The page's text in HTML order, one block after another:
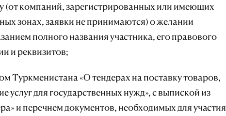
(от компаний, зарегистрированных или имеющих
зонах, заявки не принимаются) о желании
полного названия участника, его правового
и реквизитов;
«О тендерах на поставку товаров,
услуг для государственных нужд», с выпиской из
и перечнем документов, необходимых для участия